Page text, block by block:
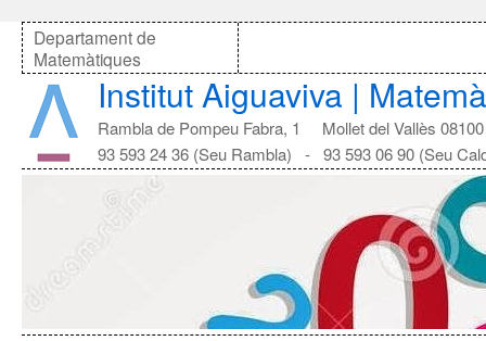
Departament de
Matemàtiques
Institut Aiguaviva |
Rambla de Pompeu Fabra, 1 Mollet del Vallès 08100
93 593 24 36 (Seu Rambla) - 93 593 06 90 (Seu